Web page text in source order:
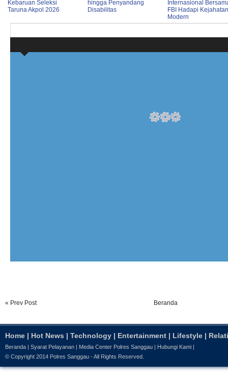
Kebaruan Seleksi
Taruna Akpol 2026
hingga Penyandang
Disabilitas
Internasional
FBI Hadapi Kejahatan
Modern
« Prev Post Beranda
Home | Hot News | Technology | Entertainment | Lifestyle |
Beranda Syarat Pelayanan Media Center Polres Sanggau Hubungi Kami
© Copyright 2014 Polres Sanggau - All Rights Reserved.